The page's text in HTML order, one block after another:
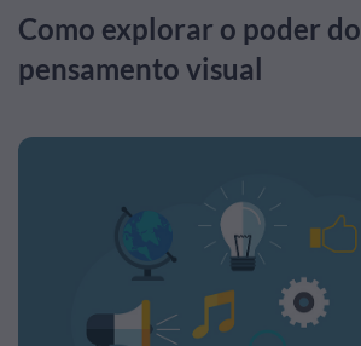
Como explorar o poder do
pensamento visual